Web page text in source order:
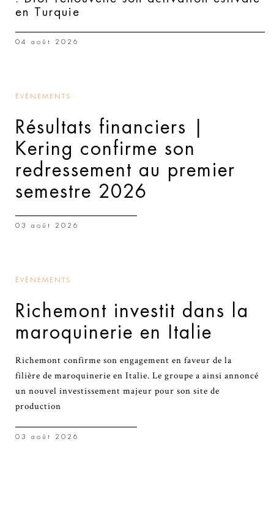
en Turquie
04 août 2026
ÉVÉNEMENTS
Résultats financiers |
Kering confirme son
redressement au premier
semestre 2026
03 août 2026
ÉVÉNEMENTS
Richemont investit dans la
maroquinerie en Italie
Richemont confirme son engagement en faveur de la
filière de maroquinerie en Italie. Le groupe a ainsi annoncé
un nouvel investissement majeur pour son site de
production
03 août 2026